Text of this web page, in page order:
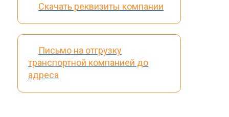
Скачать реквизиты компании
Письмо на отгрузку
транспортной компанией до
адреса